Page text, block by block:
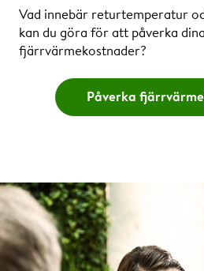
Effekt (kr)
Diagrammen ovan visar
Holgersson-huset respektive
Vad innebär returtemperatur
kan du göra för att påverka dina
fjärrvärmekostnader?
Påverka